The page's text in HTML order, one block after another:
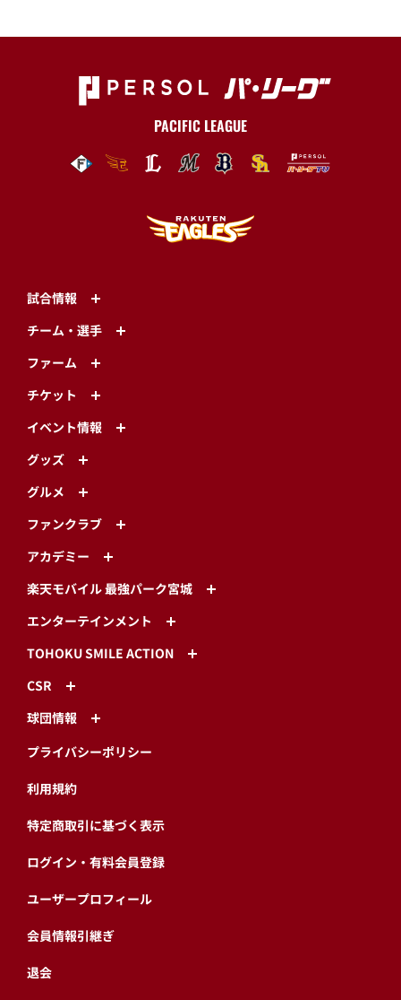
PACIFIC LEAGUE
試合情報
チーム・選手
ファーム
チケット
イベント情報
グッズ
グルメ
ファンクラブ
アカデミー
楽天モバイル 最強パーク宮城
エンターテインメント
TOHOKU SMILE ACTION
CSR
球団情報
プライバシーポリシー
利用規約
特定商取引に基づく表示
ログイン・有料会員登録
ユーザープロフィール
会員情報引継ぎ
退会